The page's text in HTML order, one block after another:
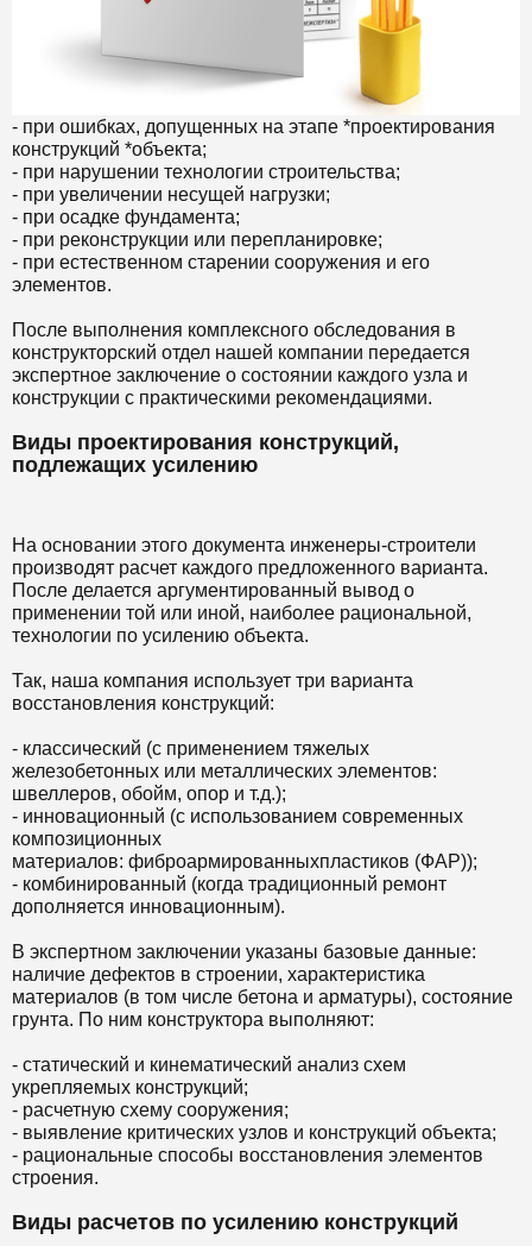
- при ошибках, допущенных на этапе *проектирования
конструкций *объекта;
- при нарушении технологии строительства;
- при увеличении несущей нагрузки;
- при осадке фундамента;
- при реконструкции или перепланировке;
- при естественном старении сооружения и его
элементов.
После выполнения комплексного обследования в
конструкторский отдел нашей компании передается
экспертное заключение о состоянии каждого узла и
конструкции с практическими рекомендациями.
Виды проектирования конструкций,
подлежащих усилению
На основании этого документа инженеры-строители
производят расчет каждого предложенного варианта.
После делается аргументированный вывод о
применении той или иной, наиболее рациональной,
технологии по усилению объекта.
Так, наша компания использует три варианта
восстановления конструкций:
- классический (с применением тяжелых
железобетонных или металлических элементов:
швеллеров, обойм, опор и т.д.);
- инновационный (с использованием современных
композиционных
материалов: фиброармированныхпластиков (ФАР));
- комбинированный (когда традиционный ремонт
дополняется инновационным).
В экспертном заключении указаны базовые данные:
наличие дефектов в строении, характеристика
материалов (в том числе бетона и арматуры), состояние
грунта. По ним конструктора выполняют:
- статический и кинематический анализ схем
укрепляемых конструкций;
- расчетную схему сооружения;
- выявление критических узлов и конструкций объекта;
- рациональные способы восстановления элементов
строения.
Виды расчетов по усилению конструкций